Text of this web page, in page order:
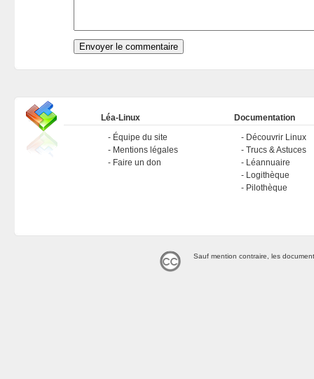
Léa-Linux
Équipe du site
Mentions légales
Faire un don
Documentation
Découvrir Linux
Trucs & Astuces
Léannuaire
Logithèque
Pilothèque
Sauf mention contraire, les